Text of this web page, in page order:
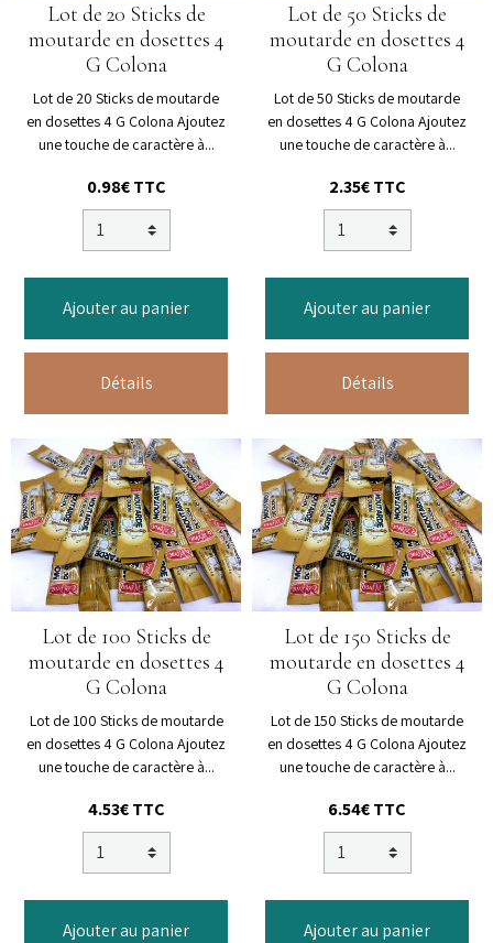
Lot de 20 Sticks de
moutarde en dosettes 4
G Colona
Lot de 20 Sticks de moutarde
en dosettes 4 G Colona Ajoutez
une touche de caractère à...
0.98€ TTC
Ajouter au panier
Détails
Lot de 50 Sticks de
moutarde en dosettes 4
G Colona
Lot de 50 Sticks de moutarde
en dosettes 4 G Colona Ajoutez
une touche de caractère à...
2.35€ TTC
Ajouter au panier
Détails
Lot de 100 Sticks de
moutarde en dosettes 4
G Colona
Lot de 100 Sticks de moutarde
en dosettes 4 G Colona Ajoutez
une touche de caractère à...
4.53€ TTC
Ajouter au panier
Lot de 150 Sticks de
moutarde en dosettes 4
G Colona
Lot de 150 Sticks de moutarde
en dosettes 4 G Colona Ajoutez
une touche de caractère à...
6.54€ TTC
Ajouter au panier